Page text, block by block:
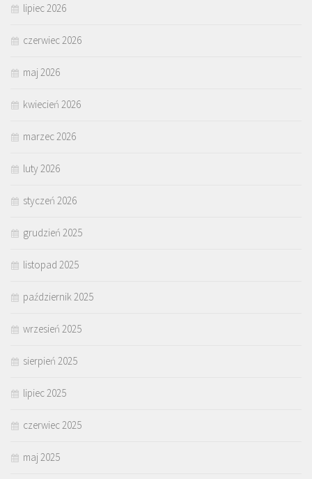
lipiec 2026
czerwiec 2026
maj 2026
kwiecień 2026
marzec 2026
luty 2026
styczeń 2026
grudzień 2025
listopad 2025
październik 2025
wrzesień 2025
sierpień 2025
lipiec 2025
czerwiec 2025
maj 2025